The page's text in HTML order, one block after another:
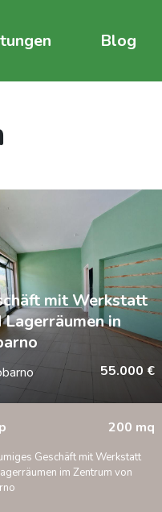
Blog
mit Werkstatt
Lagerräumen in
55.000 €
200 mq
Geschäft mit Werkstatt
im Zentrum von